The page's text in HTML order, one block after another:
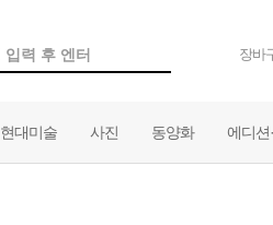
장바
현대미술 사진 동양화 에디션